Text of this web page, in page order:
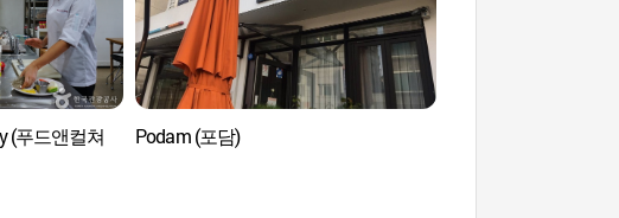
(푸드앤컬쳐
Podam (포담)